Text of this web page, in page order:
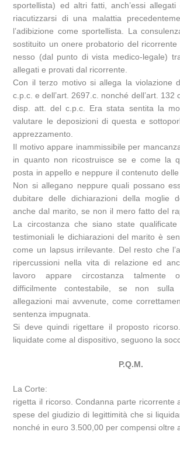
sportellista) ed altri fatti, anch’essi
riacutizzarsi di una malattia
l’adibizione come sportellista. La
sostituito un onere probatorio del
nesso (dal punto di vista medico-legale)
allegati e provati dal ricorrente.
Con il terzo motivo si allega la violazione
c.p.c. e dell’art. 2697.c. nonché dell’art. 132
disp. att. del c.p.c. Era stata sentita la
valutare le deposizioni di questa e
apprezzamento.
Il motivo appare inammissibile per
in quanto non ricostruisce se e come la
posta in appello e neppure il contenuto delle
Non si allegano neppure quali possano
dubitare delle dichiarazioni della moglie
anche dal marito, se non il mero fatto del
La circostanza che siano state qualificate
testimoniali le dichiarazioni del marito è
come un lapsus irrilevante. Del resto che
ripercussioni nella vita di relazione ed
lavoro appare circostanza talmente
difficilmente contestabile, se non
allegazioni mai avvenute, come
sentenza impugnata.
Si deve quindi rigettare il proposto
liquidate come al dispositivo, seguono la
P.Q.M.
La Corte:
rigetta il ricorso. Condanna parte ricorrente
spese del giudizio di legittimità che si
nonché in euro 3.500,00 per compensi oltre